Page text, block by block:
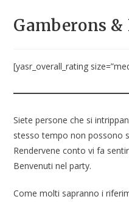
Gamberons &
[yasr_overall_rating
Siete persone che si
stesso tempo non possono
Rendervene conto vi fa
Benvenuti nel party.
Come molti sapranno i